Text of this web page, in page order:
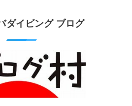
ダイビング ブログ